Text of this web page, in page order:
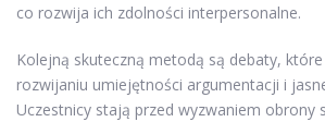
co rozwija ich zdolności interpersonalne.
Kolejną skuteczną metodą są debaty,
rozwijaniu umiejętności argumentacji i
Uczestnicy stają przed wyzwaniem obrony